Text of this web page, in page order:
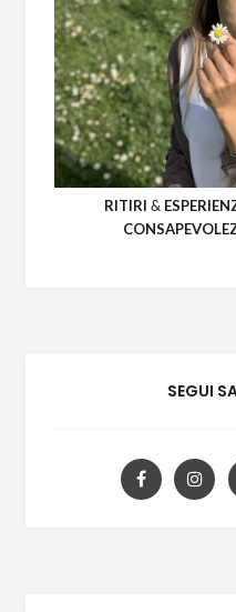
RITIRI &
SEGUI